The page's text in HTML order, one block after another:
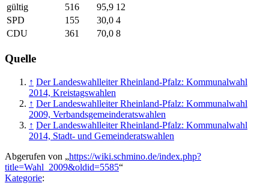
gültig
516 95,9 12
SPD
155 30,0 4
CDU
361 70,0 8
Quelle
↑ Der Landeswahlleiter Rheinland-Pfalz: Kommunalwahl
2014, Kreistagswahlen
↑ Der Landeswahlleiter Rheinland-Pfalz: Kommunalwahl
2009, Verbandsgemeinderatswahlen
↑ Der Landeswahlleiter Rheinland-Pfalz: Kommunalwahl
2014, Stadt- und Gemeinderatswahlen
Abgerufen von „https://wiki.schmino.de/index.php?
title=Wahl_2009&oldid=5585“
Kategorie: